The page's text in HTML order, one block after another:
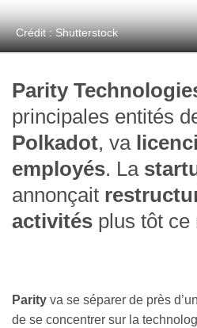
Crédit : Shutterstock
Parity
principales entités
Polkadot, va
employés. La
annonçait
activités plus tôt ce
Parity va se séparer de près
de se concentrer sur la